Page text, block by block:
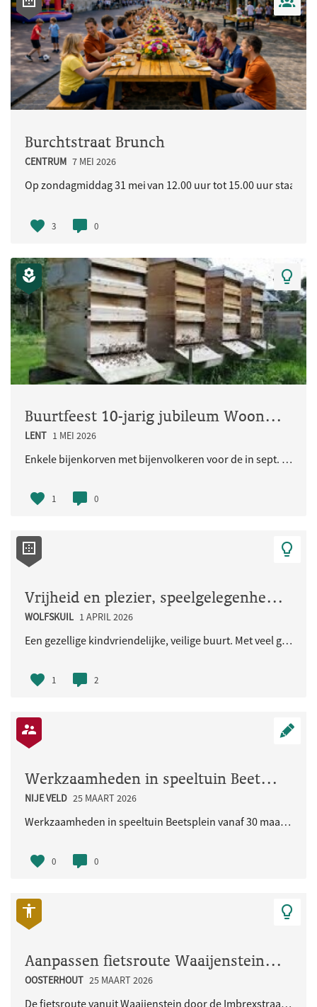
Burchtstraat Brunch
CENTRUM 7 MEI 2026
Op zondagmiddag 31 mei van 12.00 uur tot 15.00 uur staat in
3 0
Buurtfeest 10-jarig jubileum Woongemeenschap Eikpunt
LENT 1 MEI 2026
Enkele bijenkorven met bijenvolkeren voor de in sept. 2026 jubilerende Ecologische Woongemeenschap..
1 0
Vrijheid en plezier, speelgelegenheid voor de kinderen en iedereen
WOLFSKUIL 1 APRIL 2026
Een gezellige kindvriendelijke, veilige buurt. Met veel groen en natuurlijke speelaangelegenheden...
1 2
Werkzaamheden in speeltuin Beetsplein vanaf 30 maart 2026
NIJE VELD 25 MAART 2026
Werkzaamheden in speeltuin Beetsplein vanaf 30 maart 2026
0 0
Aanpassen fietsroute Waaijenstein - Imbrexstraat - Terralaan inclusief oversteek busbaan
OOSTERHOUT 25 MAART 2026
De fietsroute vanuit Waaijenstein door de Imbrexstraat naar de Terralaan/busbaan is onduidelijk en..